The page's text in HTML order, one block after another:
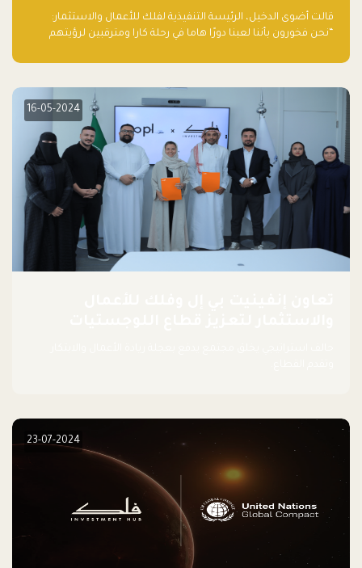
قالت أضوى الدخيل، الرئيسة التنفيذية لفلك للأعمال والاستثمار:
“نحن فخورون بأننا لعبنا دورًا هاما في رحلة كارا ومترقبين لرؤيتهم
جيدًا لكوكبنا فحسب، بل إنه جيد أيضًا للأعمال”.
16-05-2024
23-07-2024